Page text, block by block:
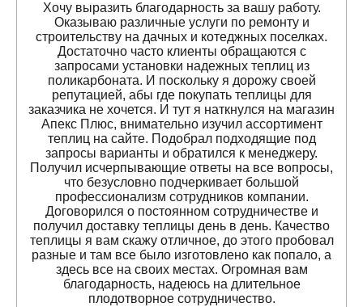
Хочу выразить благодарность за вашу работу.
Оказываю различные услуги по ремонту и
строительству на дачных и котеджных поселках.
Достаточно часто клиенты обращаются с
запросами установки надежных теплиц из
поликарбоната. И поскольку я дорожу своей
репутацией, абы где покупать теплицы для
заказчика не хочется. И тут я наткнулся на магазин
Апекс Плюс, внимательно изучил ассортимент
теплиц на сайте. Подобрал подходящие под
запросы варианты и обратился к менеджеру.
Получил исчерпывающие ответы на все вопросы,
что безусловно подчеркивает большой
профессионализм сотрудников компании.
Договорился о постоянном сотрудничестве и
получил доставку теплицы день в день. Качество
теплицы я вам скажу отличное, до этого пробовал
разные и там все было изготовлено как попало, а
здесь все на своих местах. Огромная вам
благодарность, надеюсь на длительное
плодотворное сотрудничество.